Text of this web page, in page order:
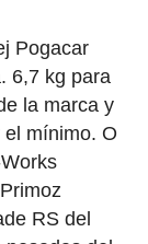
Pogacar
6,7 kg para
la marca y
mínimo. O
RS del